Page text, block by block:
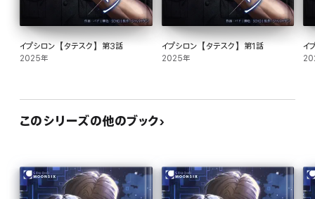
イプシロン【タテスク】第3話
2025年
イプシロン【タテスク】第1話
2025年
イ
このシリーズの他のブック